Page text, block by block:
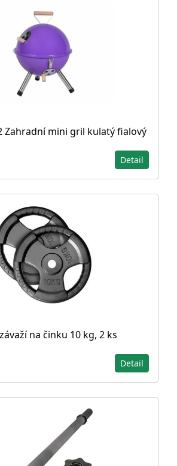
Zahradní mini gril kulatý fialový
Detail
na činku 10 kg, 2 ks
Detail